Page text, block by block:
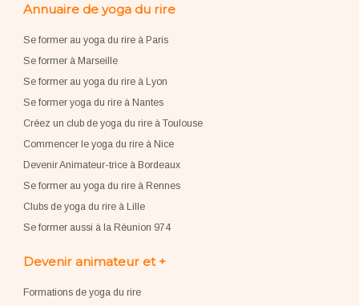
Annuaire de yoga du rire
Se former au yoga du rire à Paris
Se former à Marseille
Se former au yoga du rire à Lyon
Se former yoga du rire à Nantes
Créez un club de yoga du rire à Toulouse
Commencer le yoga du rire à Nice
Devenir Animateur-trice à Bordeaux
Se former au yoga du rire à Rennes
Clubs de yoga du rire à Lille
Se former aussi à la Réunion 974
Devenir animateur et +
Formations de yoga du rire